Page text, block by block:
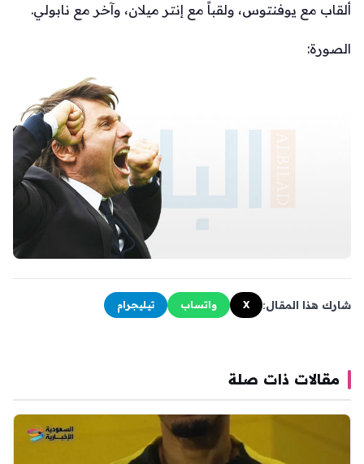
ألقاب مع يوفنتوس، ولقباً مع إنتر ميلان، وآخر مع نابولي.
الصورة:
شارك هذا المقال: X واتساب تيليجرام
مقالات ذات صلة